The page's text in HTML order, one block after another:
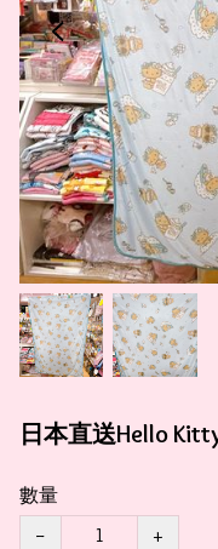
日本直送Hello
數量
−
+